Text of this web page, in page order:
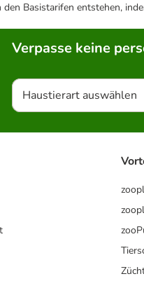
Basistarifen entstehen,
Verpasse keine
Haustierart auswählen